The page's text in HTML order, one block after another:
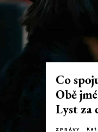
Co
Obě
Lyst
ZPRÁVY